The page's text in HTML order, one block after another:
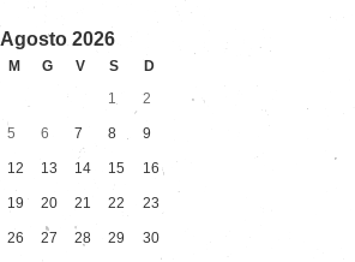
Agosto 2026
M G V S
D
1
2
5 6 7 8 9
12 13 14 15 16
19 20 21 22 23
26 27 28 29 30